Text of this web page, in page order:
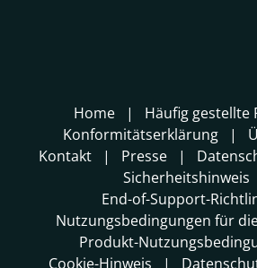
Home
Häufig gestellte
Konformitätserklärung
Kontakt
Presse
Sicherheitshinweis
End-of-Support-
Nutzungsbedingungen für
Produkt-
Cookie-Hinweis